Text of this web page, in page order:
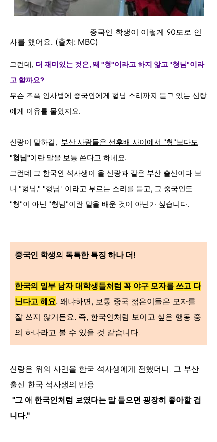
중국인 학생이 이렇게 90도로 인
사를 했어요. (출처: MBC)
그런데, 더 재미있는 것은, 왜 "형"이라고 하지 않고 "형님"이라
고 할까요?
무슨 조폭 인사법에 중국인에게 형님 소리까지 듣고 있는 신랑
에게 이유를 물었지요.
신랑이 말하길, 부산 사람들은 선후배 사이에서 "형"보다도
"형님"이란 말을 보통 쓴다고 하네요.
그런데 그 한국인 석사생이 울 신랑과 같은 부산 출신이다 보
니 "형님," "형님" 이라고 부르는 소리를 듣고, 그 중국인도
"형"이 아닌 "형님"이란 말을 배운 것이 아닌가 싶습니다.
중국인 학생의 독특한 특징 하나 더!
한국의 일부 남자 대학생들처럼 꼭 야구 모자를 쓰고 다
닌다고 해요. 왜냐하면, 보통 중국 젊은이들은 모자를
잘 쓰지 않거든요. 즉, 한국인처럼 보이고 싶은 행동 중
의 하나라고 볼 수 있을 것 같습니다.
신랑은 위의 사연을 한국 석사생에게 전했더니, 그 부산
출신 한국 석사생의 반응
"그 애 한국인처럼 보였다는 말 들으면 굉장히 좋아할 겁
니다."